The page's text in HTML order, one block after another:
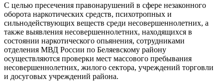
С целью пресечения правонарушений в сфере незаконного
оборота наркотических средств, психотропных и
сильнодействующих веществ среди несовершеннолетних, а
также выявления несовершеннолетних, находящихся в
состоянии наркотического опьянения, сотрудниками
отделения МВД России по Беляевскому району
осуществляются проверки мест массового пребывания
несовершеннолетних, жилого сектора, учреждений торговли
и досуговых учреждений района.